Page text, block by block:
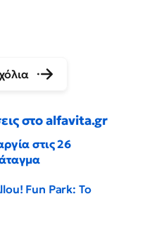
στο alfavita.gr
στις 26
Fun Park: Το